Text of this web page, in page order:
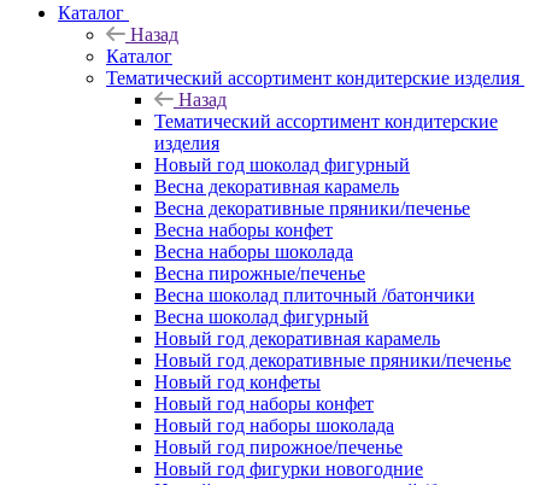
Каталог
Назад
Каталог
Тематический ассортимент кондитерские изделия
Назад
Тематический ассортимент кондитерские
изделия
Новый год шоколад фигурный
Весна декоративная карамель
Весна декоративные пряники/печенье
Весна наборы конфет
Весна наборы шоколада
Весна пирожные/печенье
Весна шоколад плиточный /батончики
Весна шоколад фигурный
Новый год декоративная карамель
Новый год декоративные пряники/печенье
Новый год конфеты
Новый год наборы конфет
Новый год наборы шоколада
Новый год пирожное/печенье
Новый год фигурки новогодние